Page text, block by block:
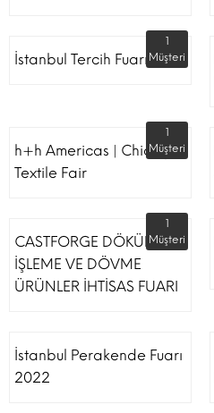
İstanbul Tercih Fuarı
1
Müşteri
h+h Americas | Chicago
Textile Fair
1
Müşteri
CASTFORGE DÖKÜM,
İŞLEME VE DÖVME
ÜRÜNLER İHTİSAS FUARI
1
Müşteri
İstanbul Perakende Fuarı
2022